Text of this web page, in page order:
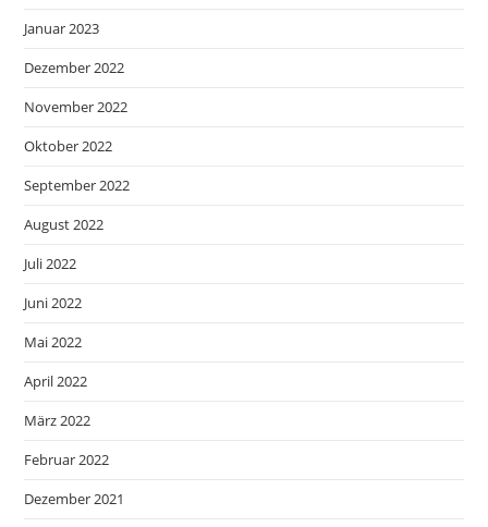
Januar 2023
Dezember 2022
November 2022
Oktober 2022
September 2022
August 2022
Juli 2022
Juni 2022
Mai 2022
April 2022
März 2022
Februar 2022
Dezember 2021